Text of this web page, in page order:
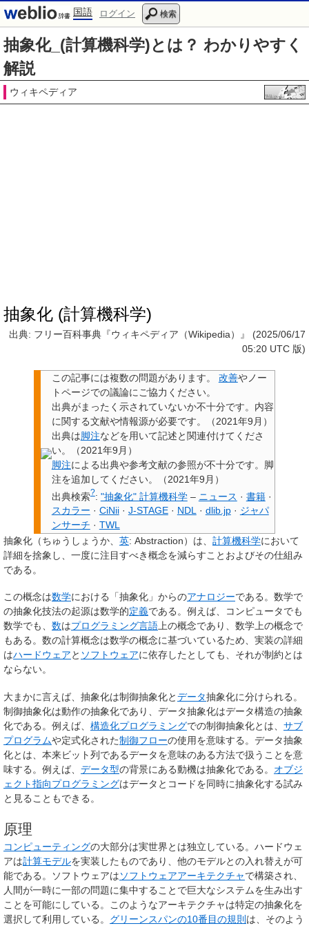
国語 ログイン 検索
抽象化_(計算機科学)とは？ わかりやすく
解説
ウィキペディア
抽象化 (計算機科学)
出典: フリー百科事典『ウィキペディア（Wikipedia）』 (2025/06/17
05:20 UTC 版)
この記事には複数の問題があります。 改善やノー
トページでの議論にご協力ください。
出典がまったく示されていないか不十分です。内容
に関する文献や情報源が必要です。
（2021年9月 ）
出典は脚注などを用いて記述と関連付けて くださ
い。
（2021年9月 ）
脚注による出典や参考文献の参照が不十分です。脚
注を追加してください。
（2021年9月 ）
出典検索?: "抽象化" 計算機科学– ニュース · 書籍 ·
スカラー · CiNii · J-STAGE · NDL · dlib.jp · ジャパ
ンサーチ · TWL
抽象化 （ちゅうしょうか、 英: Abstraction）は、 計算機科学において
詳細を捨象し、一度に注目すべき概念を減らすことおよびその仕組み
である。
この概念は数学における「抽象化」からのアナロジーである。数学で
の抽象化技法の起源は数学的定義である。例えば、コンピュータでも
数学でも、 数はプログラミング言語上の概念であり、数学上の概念で
もある。数の計算概念は数学の概念に基づいているため、実装の詳細
はハードウェアと ソフトウェアに依存したとしても、それが制約とは
ならない。
大まかに言えば、抽象化は制御抽象化とデータ抽象化に分けられる。
制御抽象化は動作の抽象化であり、 データ抽象化はデータ構造の抽象
化である。例えば、 構造化プログラミングでの制御抽象化とは、 サブ
プログラムや定式化された制御フローの使用を意味する。 データ抽象
化とは、本来ビット列であるデータを意味のある方法で扱うことを意
味する。例えば、 データ型の背景にある動機は抽象化である。 オブジ
ェクト指向プログラミングはデータとコードを同時に抽象化する試み
と見ることもできる。
原理
コンピューティングの大部分は実世界とは独立している。ハードウェ
アは計算モデルを実装したものであり、他のモデルとの入れ替えが可
能である。ソフトウェアはソフトウェアアーキテクチャで構築され、
人間が一時に一部の問題に集中することで巨大なシステムを生み出す
ことを可能にしている。このようなアーキテクチャは特定の抽象化を
選択して利用している。 グリーンスパンの10番目の規則 は、そのよう